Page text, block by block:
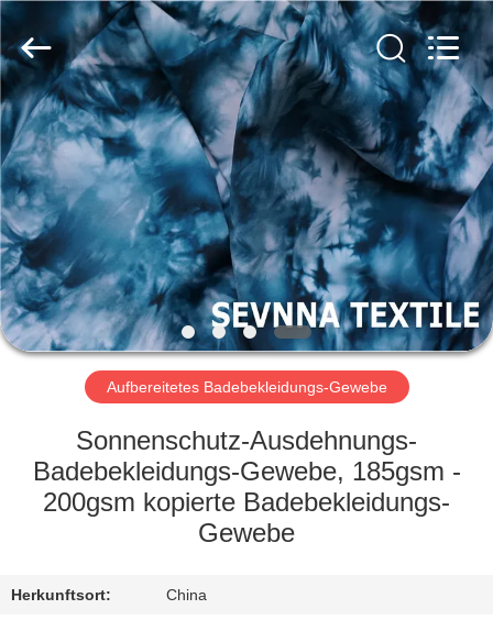
HAUS
PRODUKTE
VR
SHOW
ÜBER
FABRIK-
AUSFLUG
2026
All
Rights
Reserved.
Aufbereitetes Badebekleidungs-Gewebe
Sonnenschutz-Ausdehnungs-
Badebekleidungs-Gewebe, 185gsm -
200gsm kopierte Badebekleidungs-
Gewebe
Herkunftsort: China